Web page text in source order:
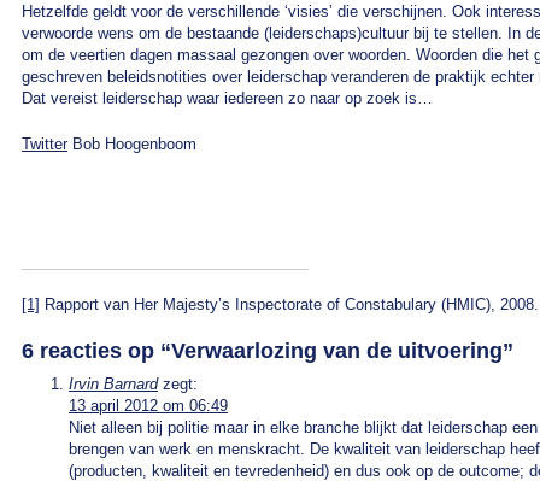
Hetzelfde geldt voor de verschillende ‘visies’ die verschijnen. Ook
verwoorde wens om de bestaande (leiderschaps)cultuur bij te stellen. In
om de veertien dagen massaal gezongen over woorden. Woorden die het
geschreven beleidsnotities over leiderschap veranderen de praktijk echter
Dat vereist leiderschap waar iedereen zo naar op zoek is…
TwitterBob Hoogenboom
[1] Rapport van Her Majesty’s Inspectorate of Constabulary (HMIC), 2008.
6 reacties op “Verwaarlozing van de uitvoering”
Irvin Barnard zegt:
13 april 2012 om 06:49
Niet alleen bij politie maar in elke branche blijkt dat leiderschap
brengen van werk en menskracht. De kwaliteit van leiderschap
(producten, kwaliteit en tevredenheid) en dus ook op de outcome;